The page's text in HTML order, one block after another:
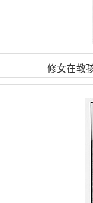
修女在教孩